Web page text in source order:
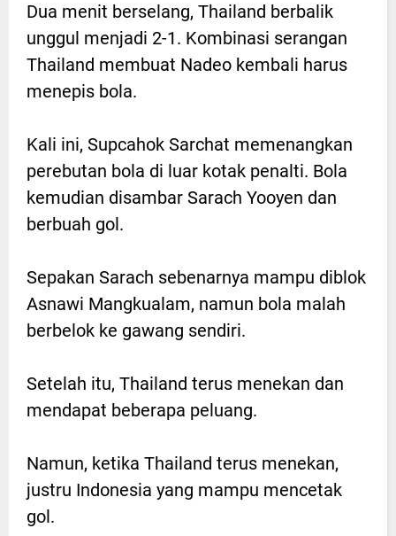
Dua menit berselang, Thailand berbalik
unggul menjadi 2-1. Kombinasi serangan
Thailand membuat Nadeo kembali harus
menepis bola.
Kali ini, Supcahok Sarchat memenangkan
perebutan bola di luar kotak penalti. Bola
kemudian disambar Sarach Yooyen dan
berbuah gol.
Sepakan Sarach sebenarnya mampu diblok
Asnawi Mangkualam, namun bola malah
berbelok ke gawang sendiri.
Setelah itu, Thailand terus menekan dan
mendapat beberapa peluang.
Namun, ketika Thailand terus menekan,
justru Indonesia yang mampu mencetak
gol.